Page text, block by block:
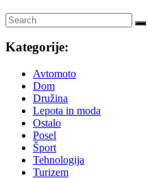
Kategorije:
Avtomoto
Dom
Družina
Lepota in moda
Ostalo
Posel
Šport
Tehnologija
Turizem